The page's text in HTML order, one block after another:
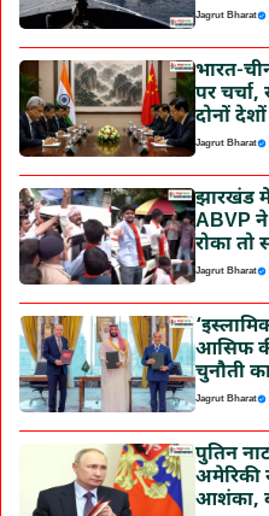
Jagrut Bharat |
भारत-
पर
दोनों
Jagrut Bharat |
झारखंड
ABVP ने
रोका तो
Jagrut Bharat |
आसिफ
चुनौती
Jagrut Bharat |
पुतिन
अमेरिकी
आशंका,